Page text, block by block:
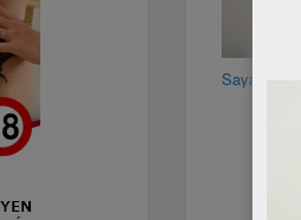
Saya Song